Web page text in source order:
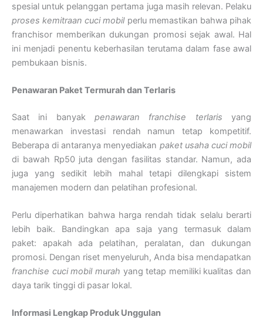
spesial untuk pelanggan pertama juga masih relevan. Pelaku
proses kemitraan cuci mobilperlu memastikan bahwa pihak
franchisor memberikan dukungan promosi sejak awal. Hal
ini menjadi penentu keberhasilan terutama dalam fase awal
pembukaan bisnis.
Penawaran Paket Termurah dan Terlaris
Saat ini banyak penawaran franchise terlaris yang
menawarkan investasi rendah namun tetap kompetitif.
Beberapa di antaranya menyediakan paket usaha cuci mobil
di bawah Rp50 juta dengan fasilitas standar. Namun, ada
juga yang sedikit lebih mahal tetapi dilengkapi sistem
manajemen modern dan pelatihan profesional.
Perlu diperhatikan bahwa harga rendah tidak selalu berarti
lebih baik. Bandingkan apa saja yang termasuk dalam
paket: apakah ada pelatihan, peralatan, dan dukungan
promosi. Dengan riset menyeluruh, Anda bisa mendapatkan
franchise cuci mobil murah yang tetap memiliki kualitas dan
daya tarik tinggi di pasar lokal.
Informasi Lengkap Produk Unggulan